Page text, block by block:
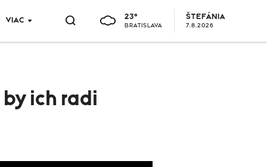
VIAC 23°
BRATISLAVA
ŠTEFÁNIA
7.8.2026
by ich radi